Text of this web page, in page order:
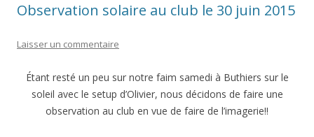
Observation solaire au club le 30 juin 2015
Laisser un commentaire
Étant resté un peu sur notre faim samedi à Buthiers sur le
soleil avec le setup d’Olivier, nous décidons de faire une
observation au club en vue de faire de l’imagerie!!